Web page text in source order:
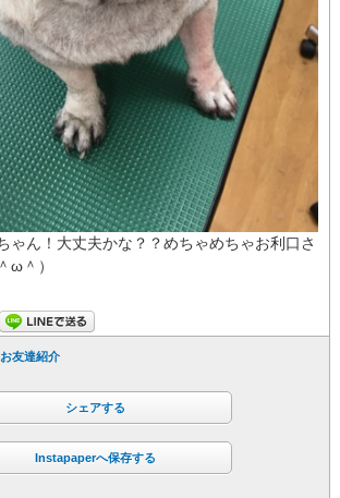
ゃん！大丈夫かな？？めちゃめちゃお利口さ
ω＾）
友達紹介
シェアする
Instapaperへ保存する